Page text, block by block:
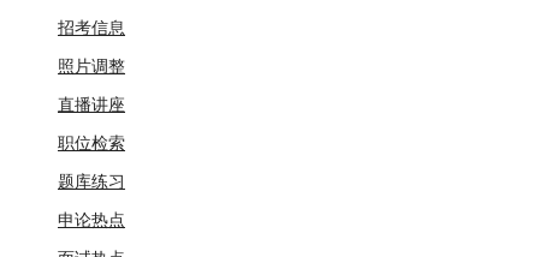
招考信息
照片调整
直播讲座
职位检索
题库练习
申论热点